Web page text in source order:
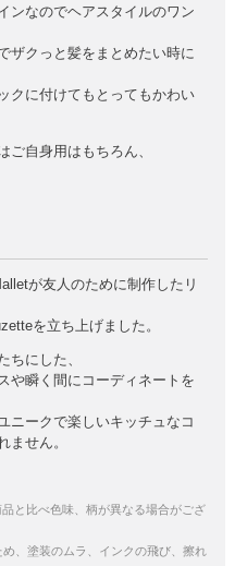
ンなのでヘアスタイルのワン
ザクっと髪をまとめたい時に
クに付けてもとってもかわい
ご自身用はもちろん、
が友人のために制作したリ
を立ち上げました。
ちにした、
や瞬く間にコーディネートを
ニークで楽しいキッチュなコ
ません。
と比べ色味、柄が異なる場合がござ
、塗装のムラ、インクの飛び、擦れ